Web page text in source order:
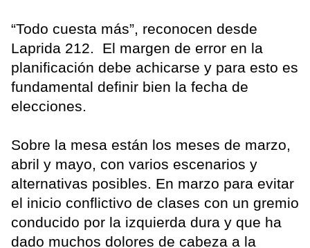
“Todo cuesta más”, reconocen desde
Laprida 212. El margen de error en la
planificación debe achicarse y para esto es
fundamental definir bien la fecha de
elecciones.
Sobre la mesa están los meses de marzo,
abril y mayo, con varios escenarios y
alternativas posibles. En marzo para evitar
el inicio conflictivo de clases con un gremio
conducido por la izquierda dura y que ha
dado muchos dolores de cabeza a la